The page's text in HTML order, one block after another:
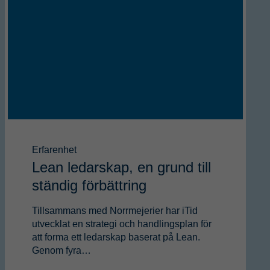
Erfarenhet
Lean ledarskap, en grund till
ständig förbättring
Tillsammans med Norrmejerier har iTid
utvecklat en strategi och handlingsplan för
att forma ett ledarskap baserat på Lean.
Genom fyra…